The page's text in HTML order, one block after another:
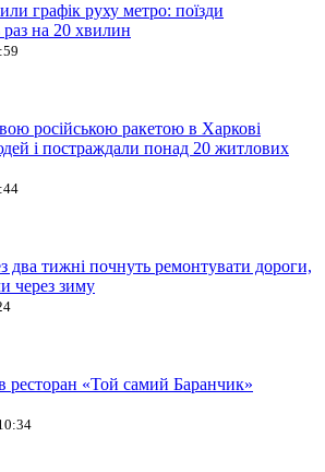
графік руху метро: поїзди
на 20 хвилин
російською ракетою в Харкові
і постраждали понад 20 житлових
два тижні почнуть ремонтувати дороги,
через зиму
ресторан «Той самий Баранчик»